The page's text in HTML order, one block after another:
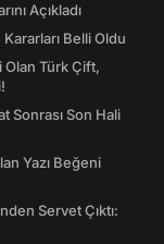
Açıkladı
Belli Oldu
Türk Çift,
Sonrası Son Hali
Yazı Beğeni
Servet Çıktı: